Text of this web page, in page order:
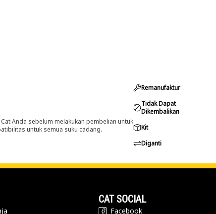
Anda sebelum melakukan pembelian untuk
untuk semua suku cadang.
Remanufaktur
Tidak Dapat
Dikembalikan
Kit
Diganti
CAT SOCIAL
Facebook